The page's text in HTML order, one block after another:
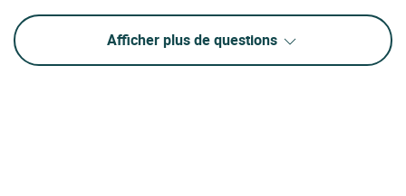
Afficher plus de questions